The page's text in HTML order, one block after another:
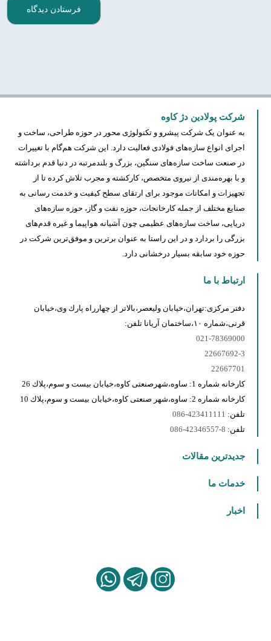
شرکت پولادین دژ کاوه
به عنوان یک شرکت پیشرو و تکنولوژی محور در حوزه طراحی، ساخت و
اجرای انواع سازه‌های فولادی فعالیت دارد. این شرکت هم‌گام با تغییرات
در صنعت ساخت سازه‌های سنگین، بزرگ و بلندمرتبه در دنیا قدم برداشته
و با بهره‌مندی از نیروی متخصص، کارکشته و مجرب تلاش کرده تا از
تجهیزات و امکانات موجود برای ارتقای سطح کیفیت و خدمت رسانی به
‌صنایع مختلف از جمله کارخانجات، حوزه نفت و گاز، حوزه سازه‌های
دریایی، ساخت سازه‌های عظیمی چون آشیانه هواپیما و غیره قدم‌های
بزرگی را بردارد و در این راستا به عنوان برترین و موفق‌ترین شرکت در
حوزه خود سابقه بسیار درخشانی دارد.
ارتباط با ما
دفتر مركزى:تهران،خيابان وليعصر،بالاتر از چهارراه پارك وى،خيابان
قرنى،شماره ١٠،ساختمان آريانا تلفن:
021-78369000
22667692-3
22667701
كارخانه شماره 1: ساوه،شهرصنعتى كاوه،خيابان بيست و سوم،پلاك 26
كارخانه شماره 2: ساوه،شهر صنعتى كاوه،خيابان بيست و سوم،پلاك 10
تلفن: 423411111-086
تلفن: 8-42346557-086
جدیدترین مقالات
خدمات ما
اخبار